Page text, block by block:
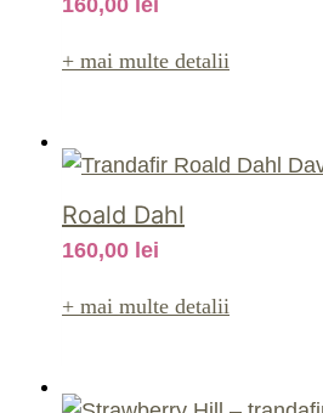
160,00 lei
+ mai multe detalii
Roald Dahl
160,00 lei
+ mai multe detalii